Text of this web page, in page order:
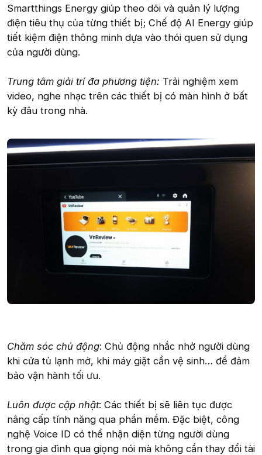
Smartthings Energy giúp theo dõi và quản lý lượng
điện tiêu thụ của từng thiết bị; Chế độ AI Energy giúp
tiết kiệm điện thông minh dựa vào thói quen sử dụng
của người dùng.
Trung tâm giải trí đa phương tiện: Trải nghiệm xem
video, nghe nhạc trên các thiết bị có màn hình ở bất
kỳ đâu trong nhà.
Chăm sóc chủ động: Chủ động nhắc nhở người dùng
khi cửa tủ lạnh mở, khi máy giặt cần vệ sinh… để đảm
bảo vận hành tối ưu.
Luôn được cập nhật: Các thiết bị sẽ liên tục được
nâng cấp tính năng qua phần mềm. Đặc biệt, công
nghệ Voice ID có thể nhận diện từng người dùng
trong gia đình qua giọng nói mà không cần thay đổi tài